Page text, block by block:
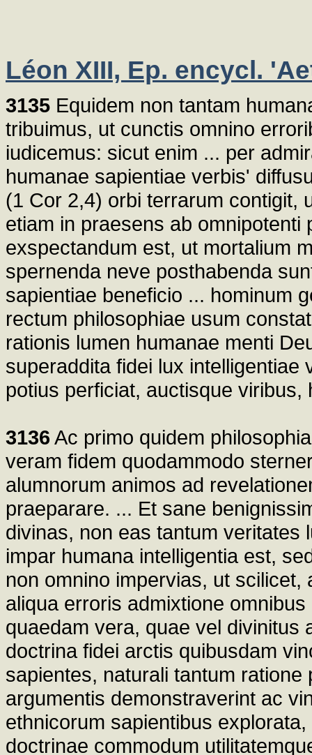
Léon XIII, Ep. encycl.
3135 Equidem non tantam
tribuimus, ut cunctis omnino
iudicemus: sicut enim ... per
humanae sapientiae verbis'
(1 Cor 2,4) orbi terrarum contigit,
etiam in praesens ab
exspectandum est, ut mortalium
spernenda neve posthabenda
sapientiae beneficio ... hominum
rectum philosophiae usum
rationis lumen humanae menti
superaddita fidei lux
potius perficiat, auctisque viribus,
3136 Ac primo quidem
veram fidem quodammodo
alumnorum animos ad
praeparare. ... Et sane
divinas, non eas tantum veritates
impar humana intelligentia est,
non omnino impervias, ut
aliqua erroris admixtione
quaedam vera, quae vel divinitus
doctrina fidei arctis quibusdam
sapientes, naturali tantum
argumentis demonstraverint ac
ethnicorum sapientibus
doctrinae commodum